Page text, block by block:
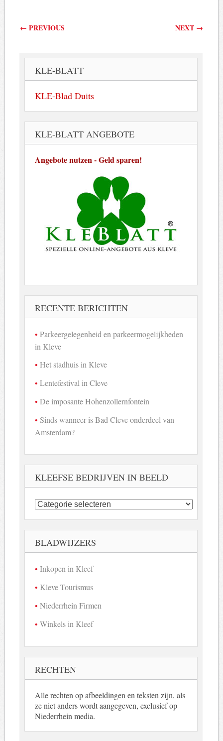
Berichtnavigatie
← PREVIOUS NEXT →
KLE-BLATT
KLE-Blad Duits
KLE-BLATT ANGEBOTE
Angebote nutzen - Geld sparen!
RECENTE BERICHTEN
Parkeergelegenheid en parkeermogelijkheden
in Kleve
Het stadhuis in Kleve
Lentefestival in Cleve
De imposante Hohenzollernfontein
Sinds wanneer is Bad Cleve onderdeel van
Amsterdam?
KLEEFSE BEDRIJVEN IN BEELD
Kleefse
bedrijven
beeld
BLADWIJZERS
Inkopen in Kleef
Kleve Tourismus
Niederrhein Firmen
Winkels in Kleef
RECHTEN
Alle rechten op afbeeldingen en teksten zijn, als
ze niet anders wordt aangegeven, exclusief op
Niederrhein media.